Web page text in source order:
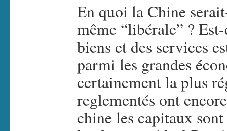
En quoi la Chine
même “libérale” ?
biens et des services
parmi les grandes
certainement la plus
reglementés ont
chine les capitaux